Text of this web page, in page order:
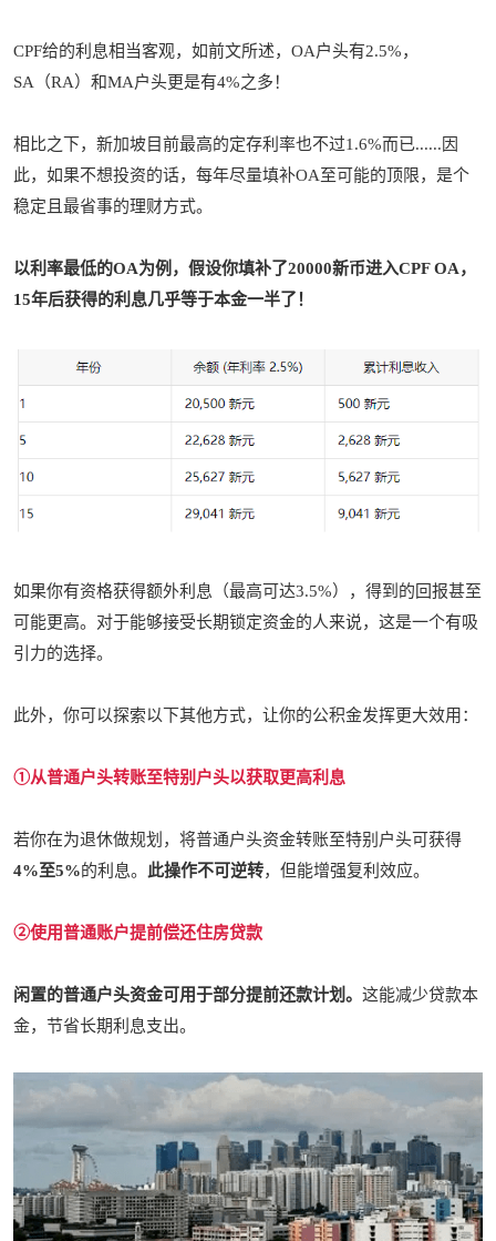
CPF给的利息相当客观，如前文所述，OA户头有2.5%，
SA（RA）和MA户头更是有4%之多！
相比之下，新加坡目前最高的定存利率也不过1.6%而已...... 因
此，如果不想投资的话，每年尽量填补OA至可能的顶限，是个
稳定且最省事的理财方式。
以利率最低的OA为例，假设你填补了20000新币进入CPF OA，
15年后获得的利息几乎等于本金一半了！
如果你有资格获得额外利息（最高可达3.5%），得到的回报甚至
可能更高。对于能够接受长期锁定资金的人来说，这是一个有吸
引力的选择。
此外，你可以探索以下其他方式，让你的公积金发挥更大效用：
①从普通户头转账至特别户头以获取更高利息
若你在为退休做规划，将普通户头资金转账至特别户头可获得
4%至5%的利息。 此操作不可逆转，但能增强复利效应。
②使用普通账户提前偿还住房贷款
闲置的普通户头资金可用于部分提前还款计划。这能减少贷款本
金，节省长期利息支出。